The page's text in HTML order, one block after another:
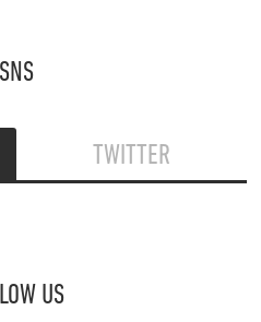
SNS
TWITTER
US